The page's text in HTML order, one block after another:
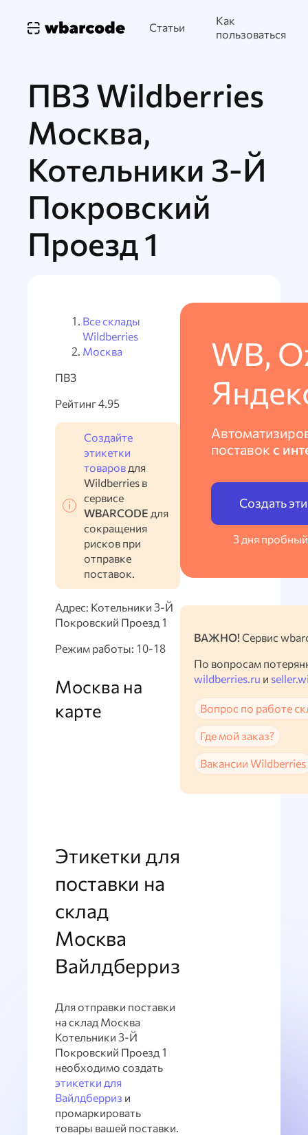
Статьи
Как
пользоваться
ПВЗ Wildberries
Москва,
Котельники 3-Й
Покровский
Проезд 1
Все склады
Wildberries
Москва
ПВЗ
Рейтинг 4.95
Создайте
этикетки
товаров для
Wildberries в
сервисе
WBARCODE для
сокращения
рисков при
отправке
поставок.
Адрес: Котельники 3-Й
Покровский Проезд 1
Режим работы: 10-18
Москва на
карте
Этикетки для
поставки на
склад
Москва
Вайлдберриз
Для отправки поставки
на склад Москва
Котельники 3-Й
Покровский Проезд 1
необходимо создать
этикетки для
Вайлдберриз и
промаркировать
товары вашей поставки.
WB,
поставок с
Создать
3 дня
ВАЖНО! Сервис
По вопросам
wildberries.ru и
Вопрос по работе
Где мой заказ?
Вакансии Wildberries